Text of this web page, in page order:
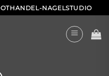
NAGELSTUDIO